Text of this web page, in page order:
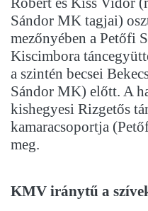
Sándor MK tagjai)
mezőnyében a Petőfi
Kiscimbora
a szintén becsei
Sándor MK) előtt. A
kishegyesi Rizgetős
kamaracsoportja
meg.
KMV iránytű a